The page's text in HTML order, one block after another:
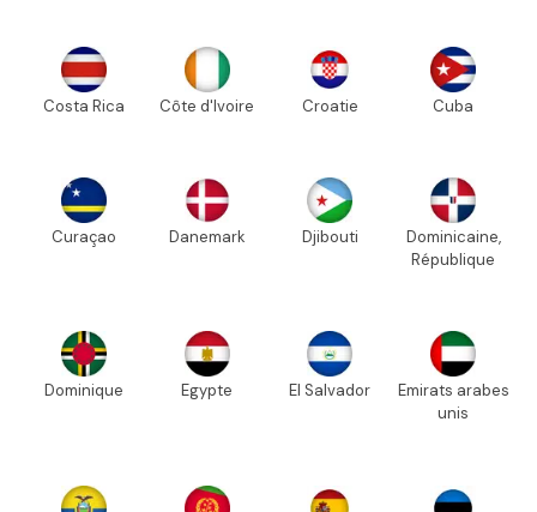
Costa Rica Côte d'Ivoire Croatie Cuba
Curaçao Danemark Djibouti
Dominicaine,
République
Dominique Egypte El Salvador
Emirats arabes
unis